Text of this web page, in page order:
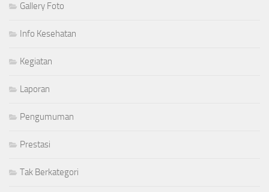
Gallery Foto
Info Kesehatan
Kegiatan
Laporan
Pengumuman
Prestasi
Tak Berkategori